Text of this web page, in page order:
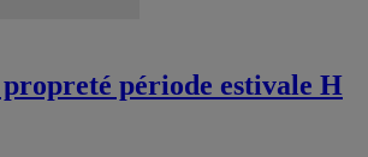
période estivale H